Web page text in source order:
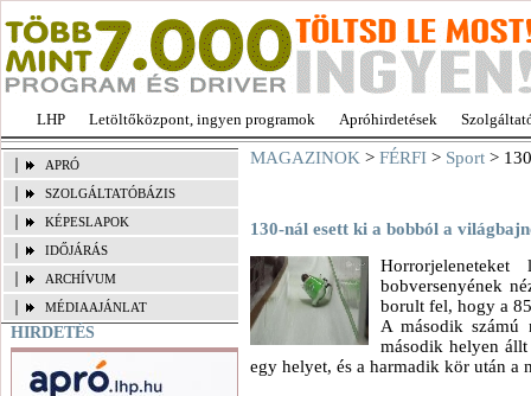
LHP Letöltőközpont, ingyen programok Apróhirdetések
APRÓ
SZOLGÁLTATÓBÁZIS
KÉPESLAPOK
IDŐJÁRÁS
ARCHÍVUM
MÉDIAAJÁNLAT
HIRDETÉS
MAGAZINOK > FÉRFI > Sport >
130-nál esett ki a bobból a
bobversenyének
borult fel, hogy a
A második számú
második helyen állt
egy helyet, és a harmadik kör után a